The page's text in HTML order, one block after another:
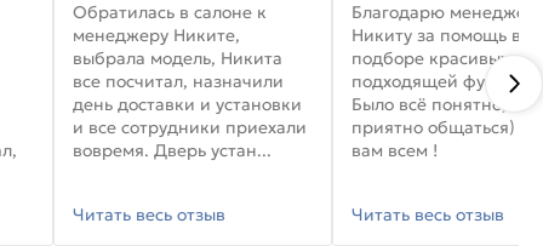
Обратилась в салоне к
менеджеру Никите,
выбрала модель, Никита
все посчитал, назначили
день доставки и установки
и все сотрудники приехали
вовремя. Дверь устан...
Читать весь отзыв
Благодарю
Никиту за помощь в
подборе красивых
подходящей
Было всё понятно, и
приятно общаться)
вам всем !
Читать весь отзыв